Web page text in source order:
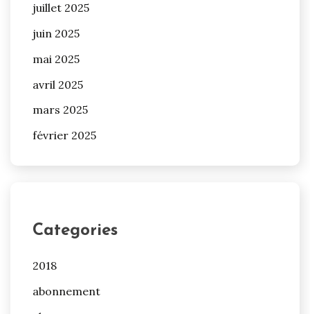
juillet 2025
juin 2025
mai 2025
avril 2025
mars 2025
février 2025
Categories
2018
abonnement